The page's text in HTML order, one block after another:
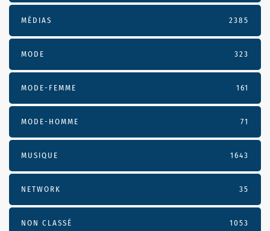
MÉDIAS 2385
MODE 323
MODE-FEMME 161
MODE-HOMME 71
MUSIQUE 1643
NETWORK 35
NON CLASSÉ 1053